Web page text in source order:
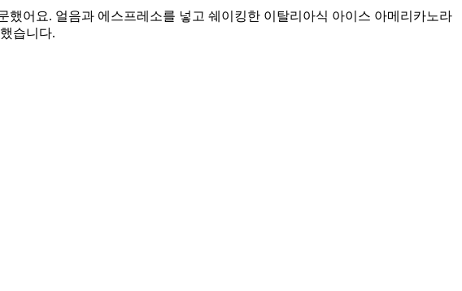
어요. 얼음과 에스프레소를 넣고 쉐이킹한 이탈리아식 아이스 아메리카노라
습니다.